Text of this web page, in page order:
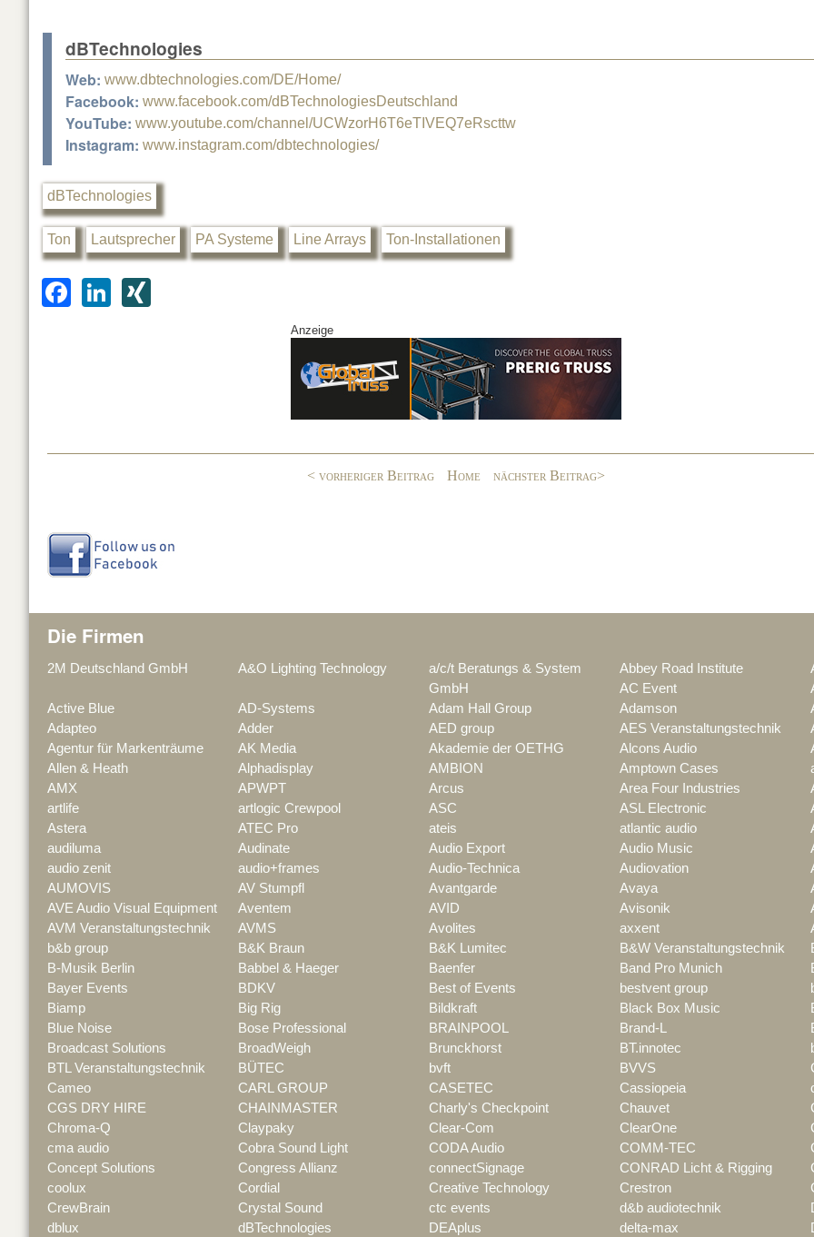
dBTechnologies
Web: www.dbtechnologies.com/DE/Home/
Facebook: www.facebook.com/dBTechnologiesDeutschland
YouTube: www.youtube.com/channel/UCWzorH6T6eTIVEQ7eRscttw
Instagram: www.instagram.com/dbtechnologies/
dBTechnologies
Ton Lautsprecher PA Systeme Line Arrays Ton-Installationen
F
o
Li
Anzeige
< vorheriger Beitrag Home nächster Beitrag>
Die Firmen
2M Deutschland GmbH A&O Lighting Technology
a/c/t Beratungs & System
GmbH
Abbey Road Institute
AC Event
Active Blue
AD-Systems Adam Hall Group Adamson
Adapteo
Adder AED group AES Veranstaltungstechnik
Agentur für Markenträume
AK Media Akademie der OETHG Alcons Audio
Allen & Heath
Alphadisplay AMBION Amptown Cases
AMX
APWPT Arcus Area Four Industries
artlife
artlogic Crewpool ASC ASL Electronic
Astera
ATEC Pro ateis atlantic audio
audiluma
Audinate Audio Export Audio Music
audio zenit
audio+frames Audio-Technica Audiovation
AUMOVIS
AV Stumpfl Avantgarde Avaya
AVE Audio Visual Equipment
Aventem AVID Avisonik
AVM Veranstaltungstechnik
AVMS Avolites axxent
b&b group
B&K Braun B&K Lumitec B&W Veranstaltungstechnik
B-Musik Berlin
Babbel & Haeger Baenfer Band Pro Munich
Bayer Events
BDKV Best of Events bestvent group
Biamp
Big Rig Bildkraft Black Box Music
Blue Noise
Bose Professional BRAINPOOL Brand-L
Broadcast Solutions
BroadWeigh Brunckhorst BT.innotec
BTL Veranstaltungstechnik
BÜTEC bvft BVVS
Cameo
CARL GROUP CASETEC Cassiopeia
CGS DRY HIRE
CHAINMASTER Charly's Checkpoint Chauvet
Chroma-Q
Claypaky Clear-Com ClearOne
cma audio
Cobra Sound Light CODA Audio COMM-TEC
Concept Solutions
Congress Allianz connectSignage CONRAD Licht & Rigging
coolux
Cordial Creative Technology Crestron
CrewBrain
Crystal Sound ctc events d&b audiotechnik
dblux
dBTechnologies DEAplus delta-max